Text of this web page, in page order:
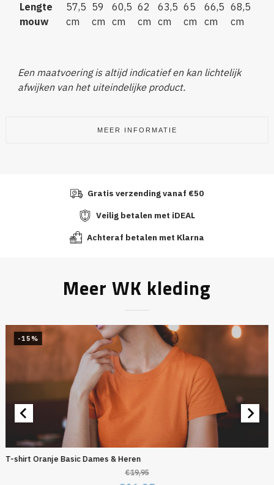
Lengte
mouw
57,5
cm
59
cm
60,5
cm
62
cm
63,5
cm
65
cm
66,5
cm
68,5
cm
Een maatvoering is altijd indicatief en kan lichtelijk
afwijken van het uiteindelijke product.
MEER INFORMATIE
Gratis verzending vanaf €50
Veilig betalen met iDEAL
Achteraf betalen met Klarna
Meer WK kleding
-15%
T-shirt Oranje Basic Dames & Heren
€19,95